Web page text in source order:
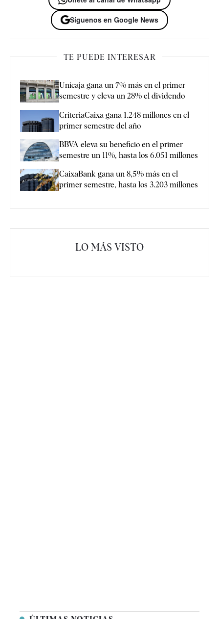
Síguenos en Google News
TE PUEDE INTERESAR
Unicaja gana un 7% más en el primer
semestre y eleva un 28% el dividendo
CriteriaCaixa gana 1.248 millones en el
primer semestre del año
BBVA eleva su beneficio en el primer
semestre un 11%, hasta los 6.051 millones
CaixaBank gana un 8,5% más en el
primer semestre, hasta los 3.203 millones
LO MÁS VISTO